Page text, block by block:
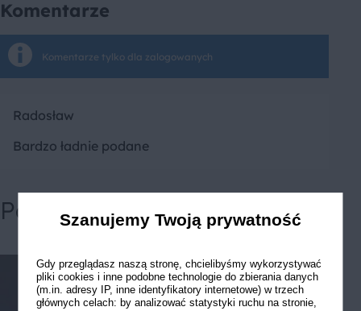
Komentarze
Komentarze tylko dla zalogowanych
Radosław
Bardzo ładnie podane
Powiązane przepisy
Szanujemy Twoją prywatność
Gdy przeglądasz naszą stronę, chcielibyśmy wykorzystywać
pliki cookies i inne podobne technologie do zbierania danych
(m.in. adresy IP, inne identyfikatory internetowe) w trzech
głównych celach: by analizować statystyki ruchu na stronie,